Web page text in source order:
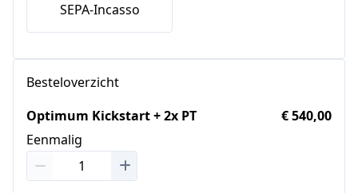
SEPA-Incasso
Besteloverzicht
Optimum Kickstart + 2x PT
Eenmalig
€ 540,00